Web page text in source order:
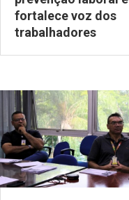
fortalece voz dos
trabalhadores